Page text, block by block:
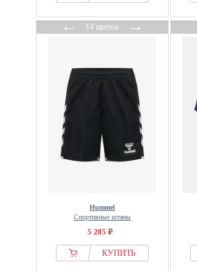
←14 цветов→
Hummel
Спортивные штаны
5 285 ₽
КУПИТЬ